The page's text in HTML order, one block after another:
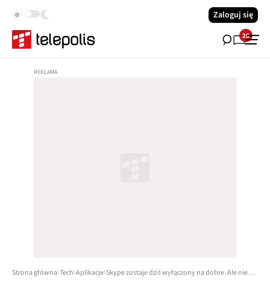
Zaloguj się
28
Strona główna Tech Aplikacje Skype zostaje dziś wyłączony na dobre. Ale nie zostajemy z niczym